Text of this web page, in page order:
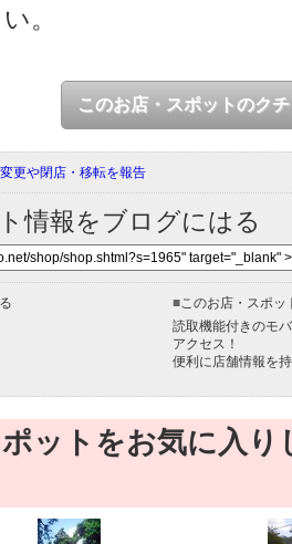
。
このお店・スポットのク
更や閉店・移転を報告
情報をブログにはる
■このお店・スポッ
読取機能付きのモ
アクセス！
便利に店舗情報を
ットをお気に入